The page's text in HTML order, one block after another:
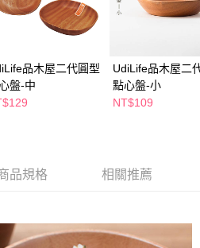
款等相關疑問，請聯繫「AFTEE先享後付
support/home
提供之「AFTEE先享後付」服務完成之交
人資料，並將交易相關給付款項請求債
以下網址：
將依據個別帳號之用戶狀況，依本公司即
他人資訊註冊。若發現惡意使用之情形，
該用戶之使用額度並採取法律行動。
上)免運費
上)免運費
上)免運費
品木屋二代圓型
盤-中
UdiLife品木屋二
點心盤-小
NT$109
品規格 相關推薦